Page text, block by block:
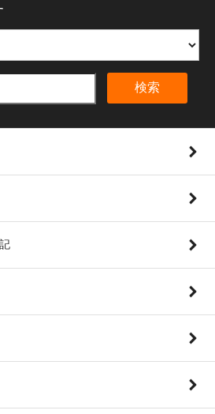
検索